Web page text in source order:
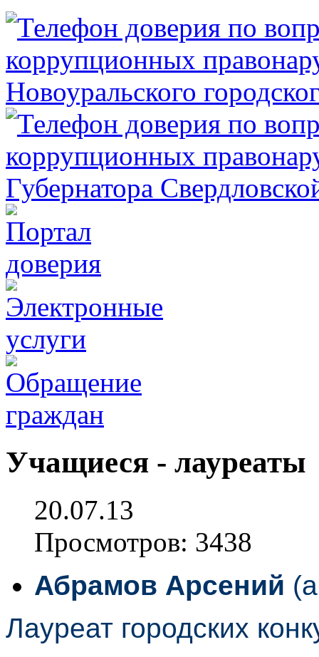
Учащиеся - лауреаты
20.07.13
Просмотров: 3438
Абрамов Арсений
Лауреат городских